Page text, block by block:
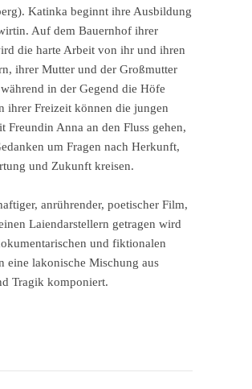
Katinka beginnt ihre Ausbildung
Auf dem Bauernhof ihrer
die harte Arbeit von ihr und ihren
ihrer Mutter und der Großmutter
in der Gegend die Höfe
ihrer Freizeit können die jungen
Freundin Anna an den Fluss gehen,
um Fragen nach Herkunft,
und Zukunft kreisen.
anrührender, poetischer Film,
Laiendarstellern getragen wird
und fiktionalen
eine lakonische Mischung aus
Tragik komponiert.